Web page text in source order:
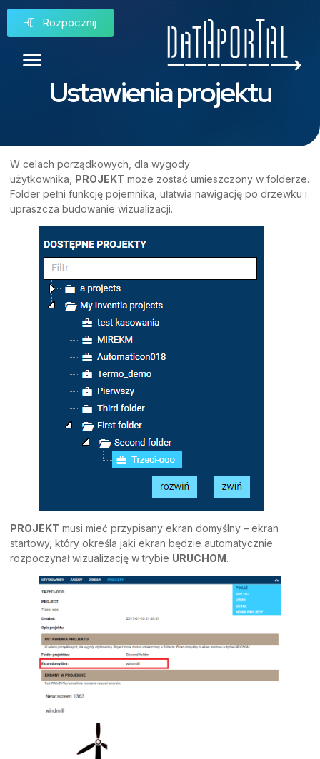
Rozpocznij
Ustawienia projektu
W celach porządkowych, dla wygody
użytkownika, PROJEKT może zostać umieszczony w folderze.
Folder pełni funkcję pojemnika, ułatwia nawigację po drzewku i
upraszcza budowanie wizualizacji.
PROJEKT musi mieć przypisany ekran domyślny – ekran
startowy, który określa jaki ekran będzie automatycznie
rozpoczynał wizualizację w trybie URUCHOM.